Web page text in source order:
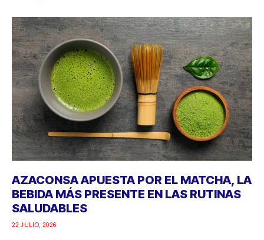
AZACONSA APUESTA POR EL MATCHA, LA
BEBIDA MÁS PRESENTE EN LAS RUTINAS
SALUDABLES
22 JULIO, 2026